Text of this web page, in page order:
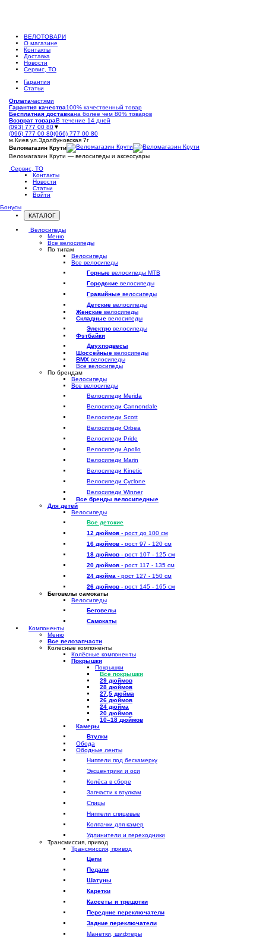
ВЕЛОТОВАРИ
О магазине
Контакты
Доставка
Новости
Сервис, ТО
Гарантия
Статьи
Оплатачастями
Гарантия качества100% качественный товар
Бесплатная доставкана более чем 80% товаров
Возврат товараВ течение 14 дней
(093) 777 00 80▼
(096) 777 00 80(066) 777 00 80
м.Киев ул.Здолбуновская 7г
Веломагазин Крути
Веломагазин Крути — велосипеды и аксессуары
Сервис, ТО
Контакты
Новости
Статьи
Войти
Бонусы
КАТАЛОГ
Открыть
меню
Велосипеды
Меню
Все велосипеды
По типам
Велосипеды
Все велосипеды
Горные велосипеды MTB
Городские велосипеды
Гравийные велосипеды
Детские велосипеды
Женские велосипеды
Складные велосипеды
Электро велосипеды
Фэтбайки
Двухподвесы
Шоссейные велосипеды
BMX велосипеды
Все велосипеды
По брендам
Велосипеды
Все велосипеды
Велосипеди Merida
Велосипеди Cannondale
Велосипеди Scott
Велосипеди Orbea
Велосипеди Pride
Велосипеди Apollo
Велосипеди Marin
Велосипеди Kinetic
Велосипеди Cyclone
Велосипеди Winner
Все бренды велосипедные
Для детей
Велосипеды
Все детские
12 дюймов - рост до 100 см
16 дюймов - рост 97 - 120 см
18 дюймов - рост 107 - 125 см
20 дюймов - рост 117 - 135 см
24 дюйма - рост 127 - 150 см
26 дюймов - рост 145 - 165 см
Беговелы самокаты
Велосипеды
Беговелы
Самокаты
Компоненты
Меню
Все велозапчасти
Колёсные компоненты
Колёсные компоненты
Покрышки
Покрышки
Все покрышки
29 дюймов
28 дюймов
27,5 дюйма
26 дюймов
24 дюйма
20 дюймов
10–18 дюймов
Камеры
Втулки
Обода
Ободные ленты
Ниппели под бескамерку
Эксцентрики и оси
Колёса в сборе
Запчасти к втулкам
Спицы
Ниппели спицевые
Колпачки для камер
Удлинители и переходники
Трансмиссия, привод
Трансмиссия, привод
Цепи
Педали
Шатуны
Каретки
Кассеты и трещотки
Передние переключатели
Задние переключатели
Манетки, шифтеры